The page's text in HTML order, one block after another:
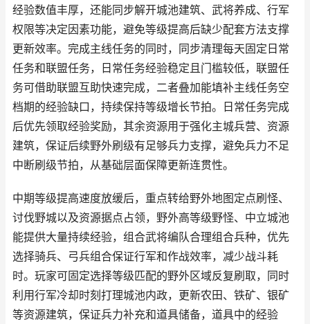
经验数值丰厚，还能同步解开城池建筑、武将养成、行军
权限等决定因素功能，避免等级提高后缺少配套方法支撑
更新效率。完成主线任务的同时，同步清理每天固定日常
任务和联盟任务，日常任务经验稳定且门槛较低，联盟任
务可借助联盟互助快速完成，二者叠加能填补主线任务空
档期的经验缺口，持续保持等级增长节拍。日常任务完成
后优先领取经验奖励，其余资源用于强化主城兵营、资源
建筑，保证后续野外刷级有足够兵力支撑，避免兵力不足
中断刷级节拍，从基础层面保障更新连贯性。
中期等级提高速度放缓后，重点转给野外地图定点刷怪、
讨伐野城以及资源据点占领，野外高等级野怪、中立城池
能提供大量持续经验，组合武将编队合理组合兵种，优先
选择骑兵、弓兵组合保证行军和作战效率，减少战斗耗
时。玩家可固定选择等级匹配的野外区域反复刷取，同时
利用行军冷却时刻打理城池内政，更新农田、铁矿、银矿
等资源建筑，保证兵力补充和道具储备，道具中的经验